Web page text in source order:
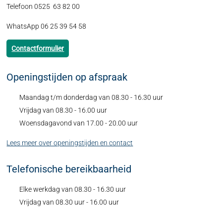
Telefoon 0525 63 82 00
WhatsApp 06 25 39 54 58
Contactformulier
Openingstijden op afspraak
Maandag t/m donderdag van 08.30 - 16.30 uur
Vrijdag van 08.30 - 16.00 uur
Woensdagavond van 17.00 - 20.00 uur
Lees meer over openingstijden en contact
Telefonische bereikbaarheid
Elke werkdag van 08.30 - 16.30 uur
Vrijdag van 08.30 uur - 16.00 uur